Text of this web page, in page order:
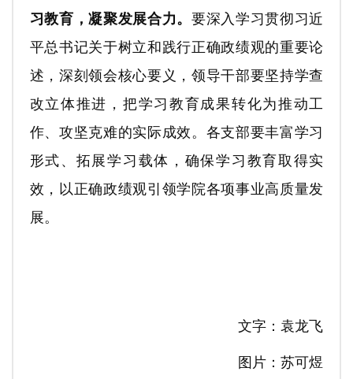
习教育，凝聚发展合力。 要深入学习贯彻习近
平总书记关于树立和践行正确政绩观的重要论
述，深刻领会核心要义，领导干部要坚持学查
改立体推进，把学习教育成果转化为推动工
作、攻坚克难的实际成效。各支部要丰富学习
形式、拓展学习载体，确保学习教育取得实
效，以正确政绩观引领学院各项事业高质量发
展。
文字：袁龙飞
图片：苏可煜